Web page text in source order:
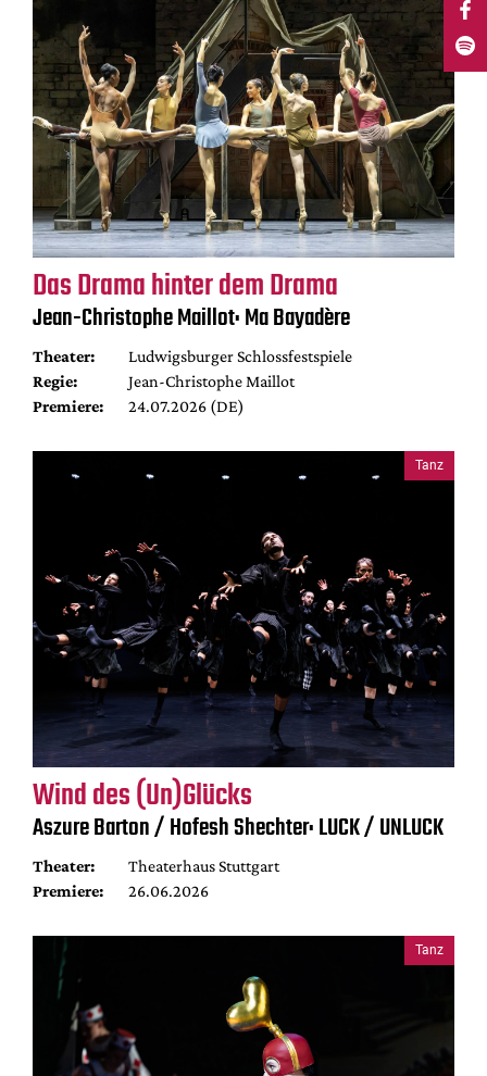
Das Drama hinter dem Drama
Jean-Christophe Maillot: Ma Bayadère
Theater:
Ludwigsburger Schlossfestspiele
Regie:
Jean-Christophe Maillot
Premiere:
24.07.2026 (DE)
Tanz
Wind des (Un)Glücks
Aszure Barton / Hofesh Shechter: LUCK / UNLUCK
Theater:
Theaterhaus Stuttgart
Premiere:
26.06.2026
Tanz